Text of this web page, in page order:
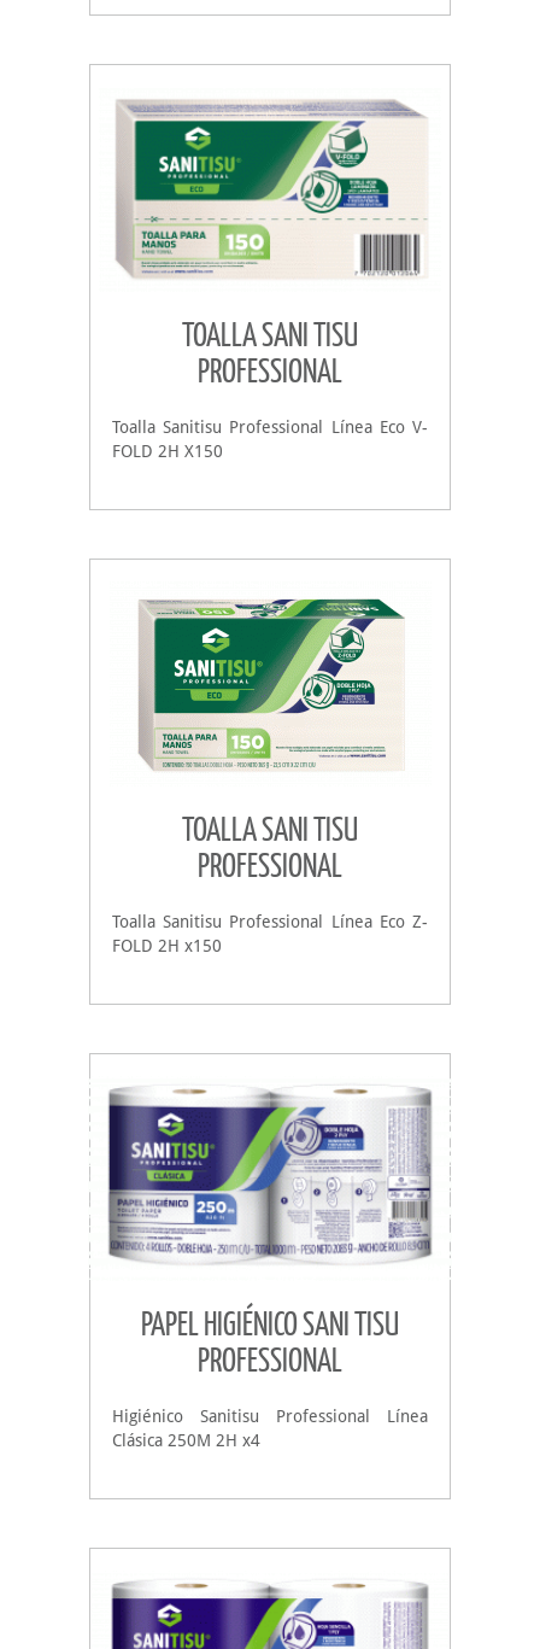
TOALLA SANI TISU
PROFESSIONAL
Toalla Sanitisu Professional Línea Eco V-
FOLD 2H X150
TOALLA SANI TISU
PROFESSIONAL
Toalla Sanitisu Professional Línea Eco Z-
FOLD 2H x150
PAPEL HIGIÉNICO SANI TISU
PROFESSIONAL
Higiénico Sanitisu Professional Línea
Clásica 250M 2H x4